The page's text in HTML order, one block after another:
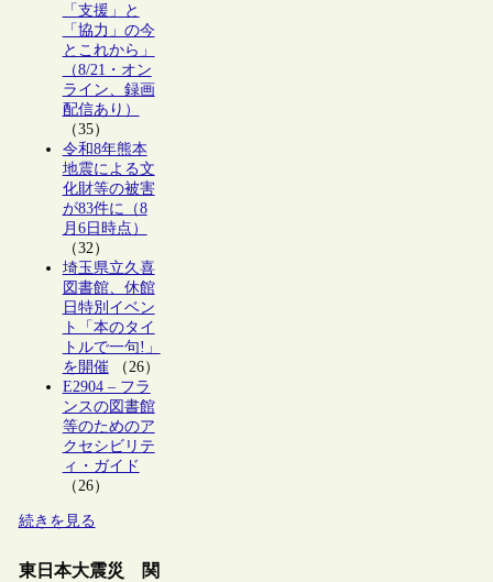
「支援」と
「協力」の今
とこれから」
（8/21・オン
ライン、録画
配信あり）
（35）
令和8年熊本
地震による文
化財等の被害
が83件に（8
月6日時点）
（32）
埼玉県立久喜
図書館、休館
日特別イベン
ト「本のタイ
トルで一句!」
を開催（26）
E2904 – フラ
ンスの図書館
等のためのア
クセシビリテ
ィ・ガイド
（26）
続きを見る
東日本大震災 関